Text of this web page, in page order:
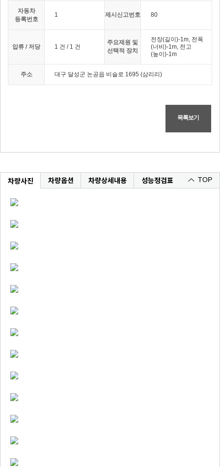
자동차
등록번호
1 제시신고번호 80
압류 / 저당 1 건 / 1 건
주요제원 및
선택적 장치
전장(길이)-1m, 전폭
(너비)-1m, 전고
(높이)-1m
주소 대구 달성군 논공읍 비슬로 1695 (삼리리)
목록보기
차량사진 차량옵션 차량상세내용 성능정검표 TOP